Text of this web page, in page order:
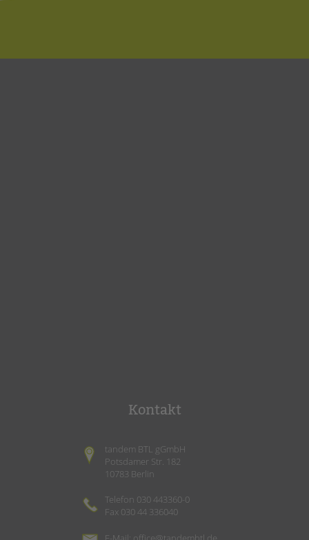
Kontakt
tandem BTL gGmbH
Potsdamer Str. 182
10783 Berlin
Telefon 030 443360-0
Fax 030 44 336040